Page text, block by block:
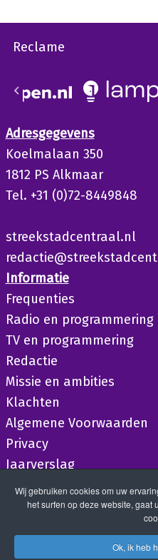
Reclame
Adresgegevens
Koelmalaan 350
1812 PS Alkmaar
Tel. +31 (0)72-8449848
streekstadcentraal.nl
Informatie
Frequenties
Radio en programmering
TV en programmering
Redactie
Missie en ambities
Klachten
Algemene Voorwaarden
Privacy
Jaarverslag
Wij gebruiken cookies om uw
het surfen op deze website, gaat
Ok, ik heb